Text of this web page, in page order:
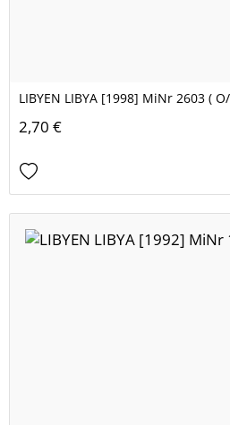
LIBYEN LIBYA [1998] MiNr 2603 (
2,70 €